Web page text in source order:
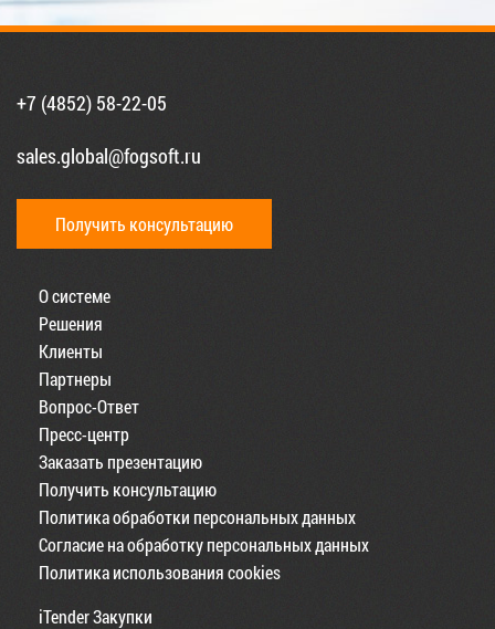
+7 (4852) 58-22-05
sales.global@fogsoft.ru
Получить консультацию
О системе
Решения
Клиенты
Партнеры
Вопрос-Ответ
Пресс-центр
Заказать презентацию
Получить консультацию
Политика обработки персональных данных
Согласие на обработку персональных данных
Политика использования cookies
iTender Закупки